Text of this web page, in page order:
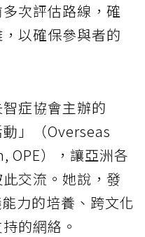
次評估路線，確
以確保參與者的
症協會主辦的
動」（Overseas
OPE），讓亞洲各
交流。她說，發
力的培養、跨文化
的網絡。